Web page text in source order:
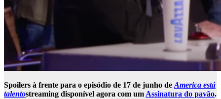
Spoilers à frente para o episódio de 17 de junho deAmerica está
talentostreaming disponível agora com umAssinatura do pavão.